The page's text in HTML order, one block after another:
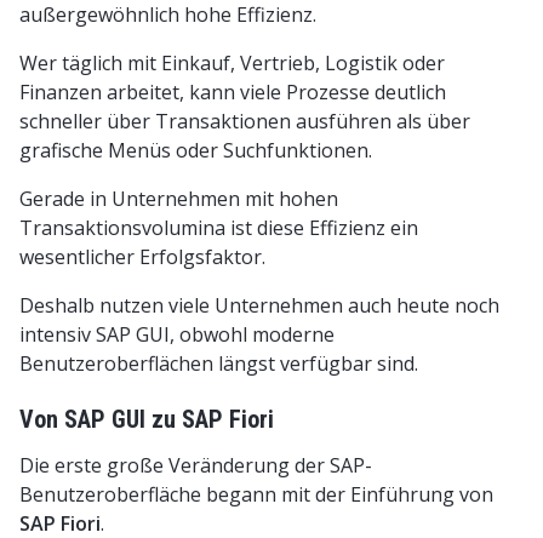
außergewöhnlich hohe Effizienz.
Wer täglich mit Einkauf, Vertrieb, Logistik oder
Finanzen arbeitet, kann viele Prozesse deutlich
schneller über Transaktionen ausführen als über
grafische Menüs oder Suchfunktionen.
Gerade in Unternehmen mit hohen
Transaktionsvolumina ist diese Effizienz ein
wesentlicher Erfolgsfaktor.
Deshalb nutzen viele Unternehmen auch heute noch
intensiv SAP GUI, obwohl moderne
Benutzeroberflächen längst verfügbar sind.
Von SAP GUI zu SAP Fiori
Die erste große Veränderung der SAP-
Benutzeroberfläche begann mit der Einführung von
SAP Fiori.